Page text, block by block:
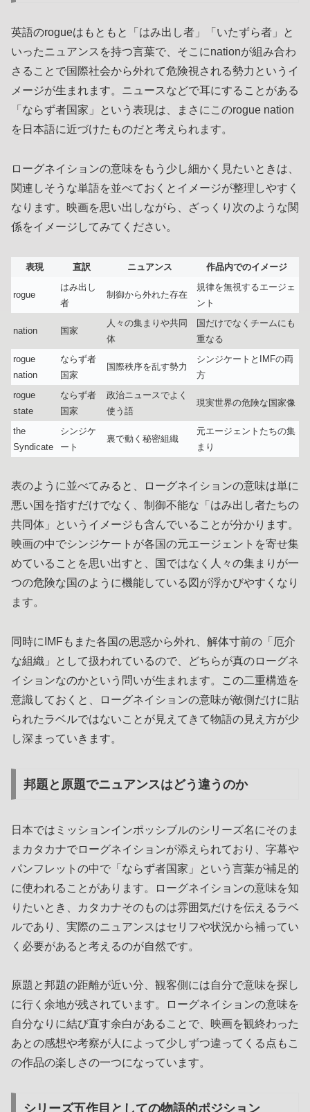
英語のrogueはもともと「はみ出し者」「いたずら者」と
いったニュアンスを持つ言葉で、そこにnationが組み合わ
さることで国際社会から外れて危険視される勢力というイ
メージが生まれます。ニュースなどで耳にすることがある
「ならず者国家」という表現は、まさにこのrogue nation
を日本語に近づけたものだと考えられます。
ローグネイションの意味をもう少し細かく見たいときは、
関連しそうな単語を並べておくとイメージが整理しやすく
なります。映画を思い出しながら、ざっくり次のような関
係をイメージしてみてください。
表現 直訳 ニュアンス 作品内でのイメージ
rogue
はみ出し
者
制御から外れた存在
規律を無視するエージェ
ント
nation 国家
人々の集まりや共同
体
国だけでなくチームにも
重なる
rogue
nation
ならず者
国家
国際秩序を乱す勢力
シンジケートとIMFの両
方
rogue
state
ならず者
国家
政治ニュースでよく
使う語
現実世界の危険な国家像
the
Syndicate
シンジケ
ート
裏で動く秘密組織
元エージェントたちの集
まり
表のように並べてみると、ローグネイションの意味は単に
悪い国を指すだけでなく、制御不能な「はみ出し者たちの
共同体」というイメージも含んでいることが分かります。
映画の中でシンジケートが各国の元エージェントを寄せ集
めていることを思い出すと、国ではなく人々の集まりが一
つの危険な国のように機能している図が浮かびやすくなり
ます。
同時にIMFもまた各国の思惑から外れ、解体寸前の「厄介
な組織」として扱われているので、どちらが真のローグネ
イションなのかという問いが生まれます。この二重構造を
意識しておくと、ローグネイションの意味が敵側だけに貼
られたラベルではないことが見えてきて物語の見え方が少
し深まっていきます。
邦題と原題でニュアンスはどう違うのか
日本ではミッションインポッシブルのシリーズ名にそのま
まカタカナでローグネイションが添えられており、字幕や
パンフレットの中で「ならず者国家」という言葉が補足的
に使われることがあります。ローグネイションの意味を知
りたいとき、カタカナそのものは雰囲気だけを伝えるラベ
ルであり、実際のニュアンスはセリフや状況から補ってい
く必要があると考えるのが自然です。
原題と邦題の距離が近い分、観客側には自分で意味を探し
に行く余地が残されています。ローグネイションの意味を
自分なりに結び直す余白があることで、映画を観終わった
あとの感想や考察が人によって少しずつ違ってくる点もこ
の作品の楽しさの一つになっています。
シリーズ五作目としての物語的ポジション